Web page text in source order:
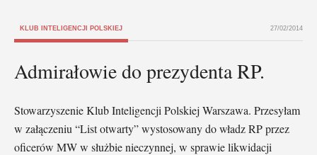
KLUB INTELIGENCJI POLSKIEJ 27/02/2014
Admirałowie do prezydenta RP.
Stowarzyszenie Klub Inteligencji Polskiej Warszawa. Przesyłam
w załączeniu “List otwarty” wystosowany do władz RP przez
oficerów MW w służbie nieczynnej, w sprawie likwidacji